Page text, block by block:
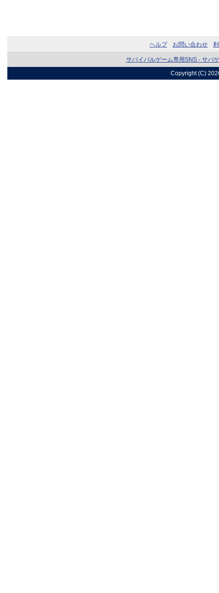
ヘルプ お問い合わせ
サバイバルゲーム専用SNS - サバ
Copyright (C)